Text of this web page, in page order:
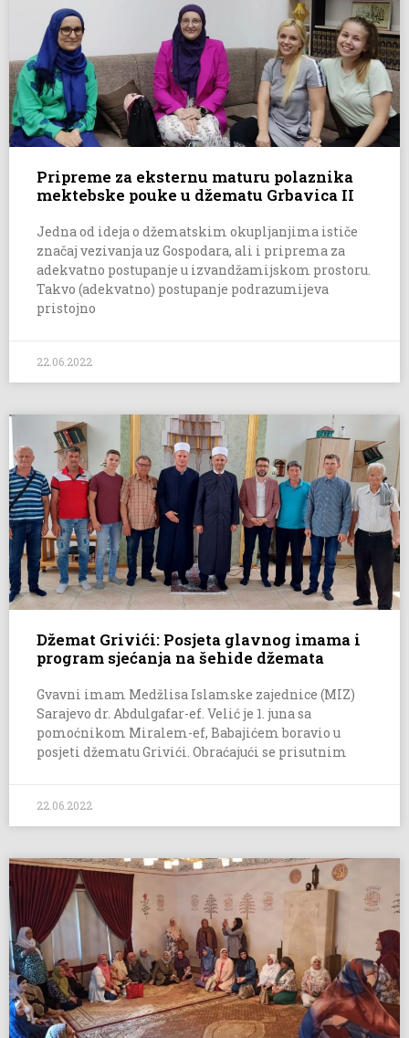
Pripreme za eksternu maturu polaznika
mektebske pouke u džematu Grbavica II
Jedna od ideja o džematskim okupljanjima ističe
značaj vezivanja uz Gospodara, ali i priprema za
adekvatno postupanje u izvandžamijskom prostoru.
Takvo (adekvatno) postupanje podrazumijeva
pristojno
22.06.2022
Džemat Grivići: Posjeta glavnog imama i
program sjećanja na šehide džemata
Gvavni imam Medžlisa Islamske zajednice (MIZ)
Sarajevo dr. Abdulgafar-ef. Velić je 1. juna sa
pomoćnikom Miralem-ef, Babajićem boravio u
posjeti džematu Grivići. Obraćajući se prisutnim
22.06.2022